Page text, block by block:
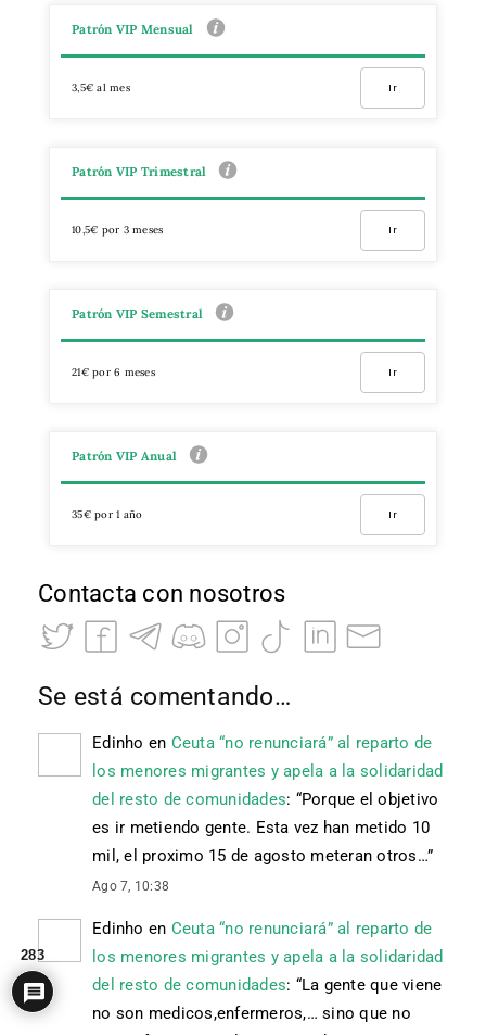
Patrón VIP Mensual
3,5€ al mes Ir
Patrón VIP Trimestral
10,5€ por 3 meses Ir
Patrón VIP Semestral
21€ por 6 meses Ir
Patrón VIP Anual
35€ por 1 año Ir
Contacta con nosotros
Se está comentando…
Edinho en Ceuta “no renunciará” al reparto de
los menores migrantes y apela a la solidaridad
del resto de comunidades: “Porque el objetivo
es ir metiendo gente. Esta vez han metido 10
mil, el proximo 15 de agosto meteran otros…”
Ago 7, 10:38
Edinho en Ceuta “no renunciará” al reparto de
los menores migrantes y apela a la solidaridad
del resto de comunidades: “La gente que viene
no son medicos,enfermeros,… sino que no
283